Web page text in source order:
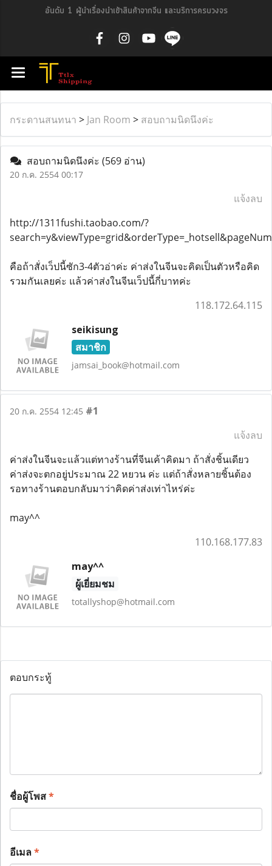
อันดับ 1 ผู้นำเรื่องนำเข้าสินค้าจากจีน และบริการครบวงจร
กระดานสนทนา > Jan Room > สอบถามนิดนึงค่ะ
สอบถามนิดนึงค่ะ (569 อ่าน)
20 ก.ค. 2554 00:17
แจ้งลบ
http://1311fushi.taobao.com/?
คือถ้าสั่งเว็ปนี้ซัก3-4ตัวอ่าค่ะ ค่าส่งในจีนจะคิดเป็นตัวหรือคิด
รวมกันเลยค่ะ แล้วค่าส่งในจีนเว็ปนี้กี่บาทค่ะ
118.172.64.115
seikisung
สมาชิก
jamsai_book@hotmail.com
20 ก.ค. 2554 12:45 #1
แจ้งลบ
ค่าส่งในจีนจะแล้วแต่ทางร้านที่จีนเค้าคิดมา ถ้าสั่งชิ้นเดียว
ค่าส่งจะตกอยู่ประมาณ 22 หยวน ค่ะ แต่ถ้าสั่งหลายชิ้นต้อง
รอทางร้านตอบกลับมาว่าคิดค่าส่งเท่าไหร่ค่ะ
may^^
110.168.177.83
may^^
ผู้เยี่ยมชม
totallyshop@hotmail.com
ตอบกระทู้
ชื่อผู้โพส*
อีเมล*